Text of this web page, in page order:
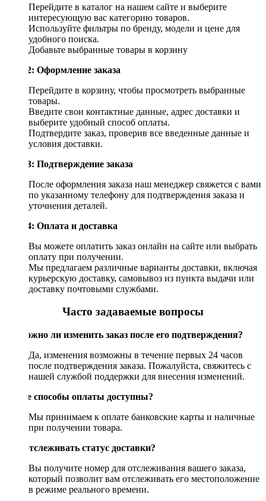
Перейдите в каталог на нашем сайте и выберите
интересующую вас категорию товаров.
Используйте фильтры по бренду, модели и цене для
удобного поиска.
Добавьте выбранные товары в корзину
Шаг 2: Оформление заказа
Перейдите в корзину, чтобы просмотреть выбранные
товары.
Введите свои контактные данные, адрес доставки и
выберите удобный способ оплаты.
Подтвердите заказ, проверив все введенные данные и
условия доставки.
Шаг 3: Подтверждение заказа
После оформления заказа наш менеджер свяжется с вами
по указанному телефону для подтверждения заказа и
уточнения деталей.
Шаг 4: Оплата и доставка
Вы можете оплатить заказ онлайн на сайте или выбрать
оплату при получении.
Мы предлагаем различные варианты доставки, включая
курьерскую доставку, самовывоз из пункта выдачи или
доставку почтовыми службами.
Часто задаваемые вопросы
Возможно ли изменить заказ после его подтверждения?
Да, изменения возможны в течение первых 24 часов
после подтверждения заказа. Пожалуйста, свяжитесь с
нашей службой поддержки для внесения изменений.
Какие способы оплаты доступны?
Мы принимаем к оплате банковские карты и наличные
при получении товара.
Как отслеживать статус доставки?
Вы получите номер для отслеживания вашего заказа,
который позволит вам отслеживать его местоположение
в режиме реального времени.